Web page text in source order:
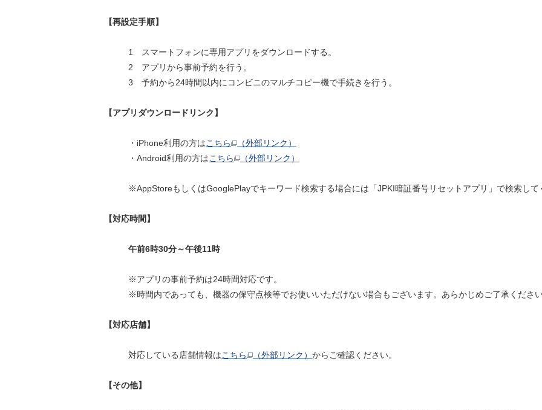
【再設定手順】
1 スマートフォンに専用アプリをダウンロードする。
2 アプリから事前予約を行う。
3 予約から24時間以内にコンビニのマルチコピー機で手続きを行う。
【アプリダウンロードリンク】
・iPhone利用の方はこちら
（外部リンク）
・Android利用の方はこちら （外部リンク）
※AppStoreもしくはGooglePlayでキーワード検索する場合には「JPKI暗証番号リセットアプリ」で検索して
【対応時間】
午前6時30分～午後11時
※アプリの事前予約は24時間対応です。
※時間内であっても、機器の保守点検等でお使いいただけない場合もございます。あらかじめご了承ください
【対応店舗】
対応している店舗情報はこちら （外部リンク） からご確認ください。
【その他】